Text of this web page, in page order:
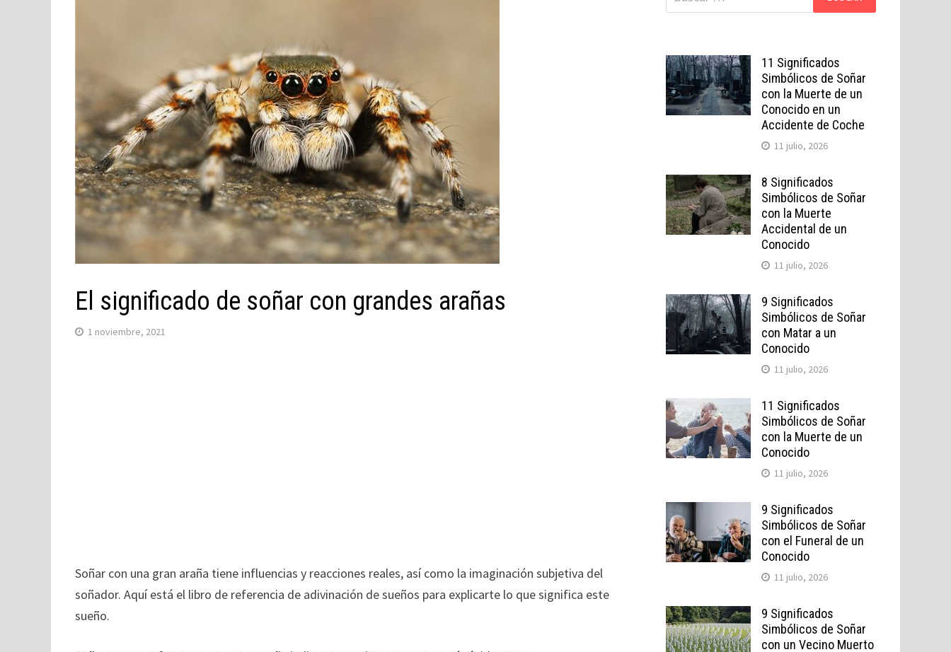
El significado de soñar con grandes arañas
1 noviembre, 2021
Soñar con una gran araña tiene influencias y reacciones reales, así como la imaginación subjetiva del
soñador. Aquí está el libro de referencia de adivinación de sueños para explicarte lo que significa este
sueño.
11 Significados
Simbólicos de Soñar
con la Muerte de un
Conocido en un
Accidente de Coche
11 julio, 2026
8 Significados
Simbólicos de Soñar
con la Muerte
Accidental de un
Conocido
11 julio, 2026
9 Significados
Simbólicos de Soñar
con Matar a un
Conocido
11 julio, 2026
11 Significados
Simbólicos de Soñar
con la Muerte de un
Conocido
11 julio, 2026
9 Significados
Simbólicos de Soñar
con el Funeral de un
Conocido
11 julio, 2026
9 Significados
Simbólicos de Soñar
con un Vecino Muerto